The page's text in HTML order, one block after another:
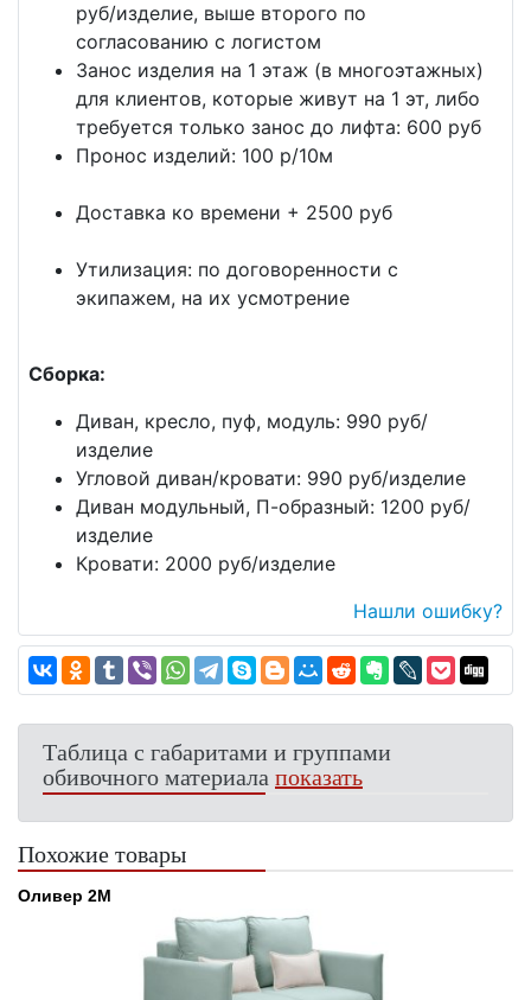
руб/изделие, выше второго по
согласованию с логистом
Занос изделия на 1 этаж (в многоэтажных)
для клиентов, которые живут на 1 эт, либо
требуется только занос до лифта: 600 руб
Пронос изделий: 100 р/10м
Доставка ко времени + 2500 руб
Утилизация: по договоренности с
экипажем, на их усмотрение
Сборка:
Диван, кресло, пуф, модуль: 990 руб/
изделие
Угловой диван/кровати: 990 руб/изделие
Диван модульный, П-образный: 1200 руб/
изделие
Кровати: 2000 руб/изделие
Нашли ошибку?
Таблица с габаритами и группами
обивочного материалапоказать
Похожие товары
Оливер 2М